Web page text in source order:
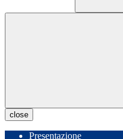
close
Presentazione